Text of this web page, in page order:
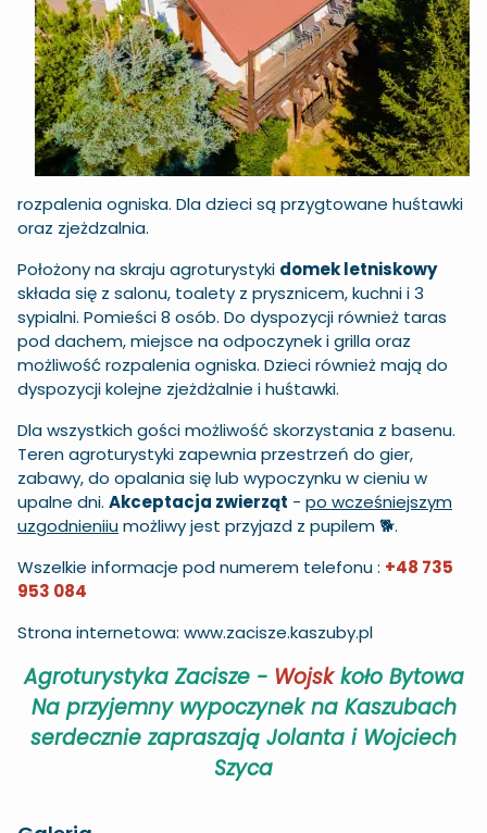
rozpalenia ogniska. Dla dzieci są przygtowane huśtawki
oraz zjeżdzalnia.
Położony na skraju agroturystyki domek letniskowy
składa się z salonu, toalety z prysznicem, kuchni i 3
sypialni. Pomieści 8 osób. Do dyspozycji również taras
pod dachem, miejsce na odpoczynek i grilla oraz
możliwość rozpalenia ogniska. Dzieci również mają do
dyspozycji kolejne zjeżdżalnie i huśtawki.
Dla wszystkich gości możliwość skorzystania z basenu.
Teren agroturystyki zapewnia przestrzeń do gier,
zabawy, do opalania się lub wypoczynku w cieniu w
upalne dni. Akceptacja zwierząt - po wcześniejszym
uzgodnieniiumożliwy jest przyjazd z pupilem 🐕.
Wszelkie informacje pod numerem telefonu : +48 735
953 084
Strona internetowa: www.zacisze.kaszuby.pl
Agroturystyka Zacisze - Wojskkoło Bytowa
Na przyjemny wypoczynek na Kaszubach
serdecznie zapraszają Jolanta i Wojciech
Szyca